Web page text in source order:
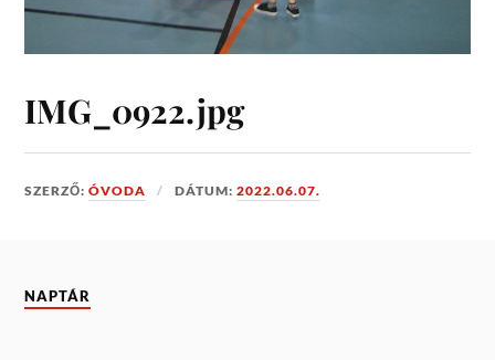
IMG_0922.jpg
SZERZŐ:ÓVODA DÁTUM:2022.06.07.
NAPTÁR